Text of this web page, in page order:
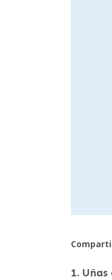
1.